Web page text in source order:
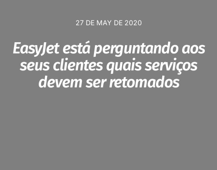
27 DE MAY DE 2020
EasyJet está perguntando aos
seus clientes quais serviços
devem ser retomados